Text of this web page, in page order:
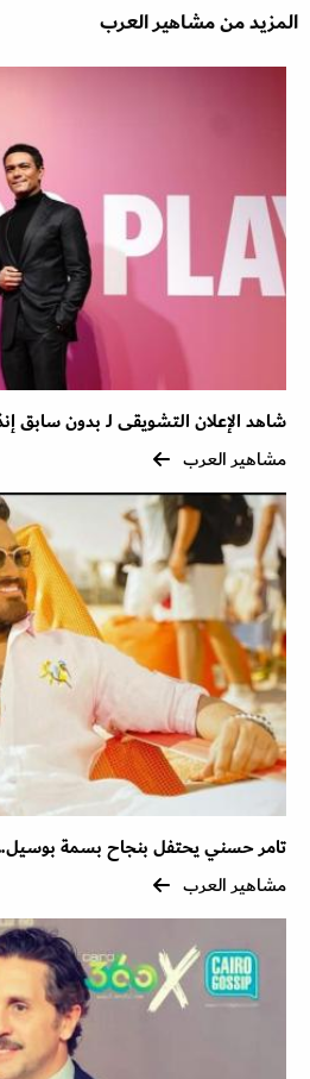
المزيد من مشاهير العرب
شاهد الإعلان التشويقى لـ بدون سابق
مشاهير العرب
تامر حسني يحتفل بنجاح بسمة بوسيل..
مشاهير العرب